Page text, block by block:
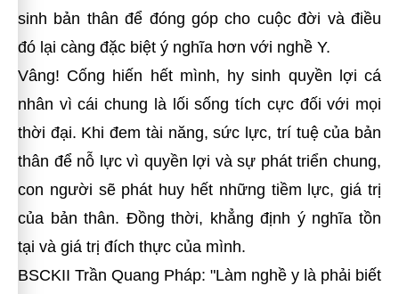
sinh bản thân để đóng góp cho cuộc đời và điều
đó lại càng đặc biệt ý nghĩa hơn với nghề Y.
Vâng! Cống hiến hết mình, hy sinh quyền lợi cá
nhân vì cái chung là lối sống tích cực đối với mọi
thời đại. Khi đem tài năng, sức lực, trí tuệ của bản
thân để nỗ lực vì quyền lợi và sự phát triển chung,
con người sẽ phát huy hết những tiềm lực, giá trị
của bản thân. Đồng thời, khẳng định ý nghĩa tồn
tại và giá trị đích thực của mình.
BSCKII Trần Quang Pháp: "Làm nghề y là phải biết